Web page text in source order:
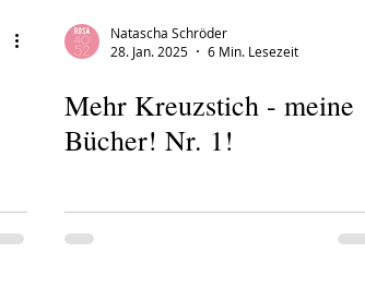
Natascha Schröder
28. Jan. 2025
6 Min. Lesezeit
Mehr Kreuzstich - meine
Bücher! Nr. 1!